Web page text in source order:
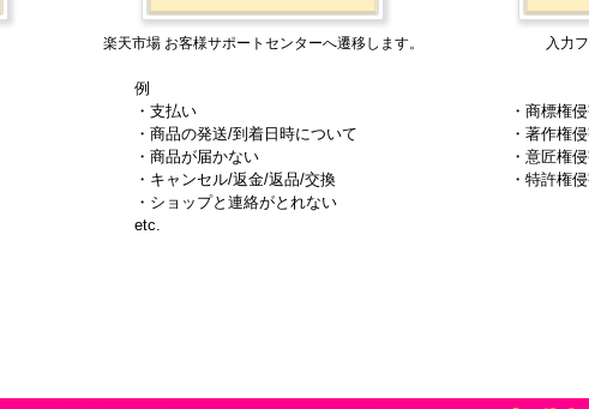
楽天市場 お客様サポートセンターへ遷移します。
例
・支払い
・商品の発送/到着日時について
・商品が届かない
・キャンセル/返金/返品/交換
・ショップと連絡がとれない
etc.
入力
・商標権
・著作権
・意匠権
・特許権